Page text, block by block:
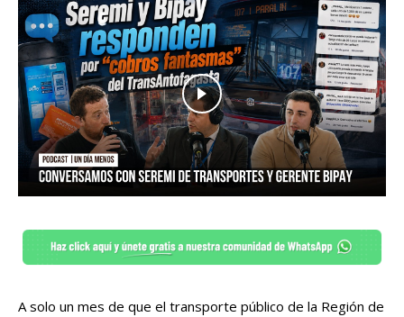
A solo un mes de que el transporte público de la Región de